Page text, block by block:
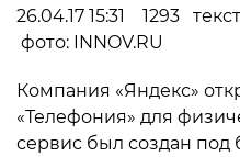
26.04.17 15:31 1293
фото: INNOV.RU
Компания «Яндекс»
«Телефония» для
сервис был создан